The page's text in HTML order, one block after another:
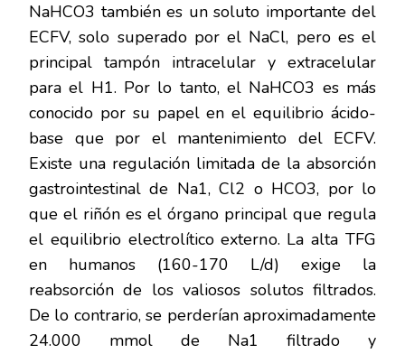
NaHCO3 también es un soluto importante del
ECFV, solo superado por el NaCl, pero es el
principal tampón intracelular y extracelular
para el H1. Por lo tanto, el NaHCO3 es más
conocido por su papel en el equilibrio ácido-
base que por el mantenimiento del ECFV.
Existe una regulación limitada de la absorción
gastrointestinal de Na1, Cl2 o HCO3, por lo
que el riñón es el órgano principal que regula
el equilibrio electrolítico externo. La alta TFG
en humanos (160-170 L/d) exige la
reabsorción de los valiosos solutos filtrados.
De lo contrario, se perderían aproximadamente
24.000 mmol de Na1 filtrado y